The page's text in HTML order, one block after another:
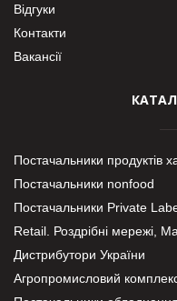
Відгуки
Контакти
Вакансії
Постачальники продуктів
Постачальники nonfood
Постачальники Private
Retail. Роздрібні мережі,
Дистрибутори України
Агропромисловий